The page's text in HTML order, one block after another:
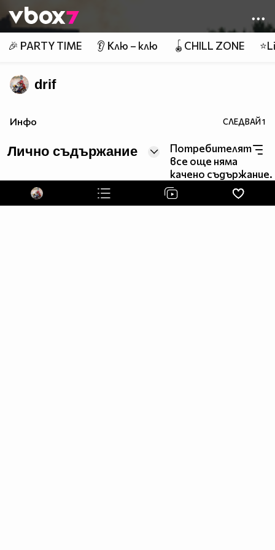
👾
🎉 PARTY TIME 👂 Клю – клю 🪀CHILL ZONE
drif
Инфо СЛЕДВАЙ1
Лично съдържание
Потребителят
все още няма
качено съдържание.